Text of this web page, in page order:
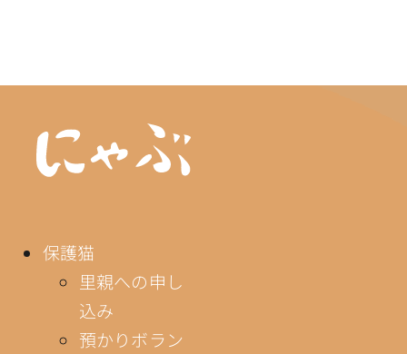
保護猫
里親への申し
込み
預かりボラン